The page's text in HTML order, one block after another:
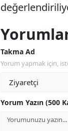
Takma Ad
Yorum yapmak için,
Yorum Yazın (500